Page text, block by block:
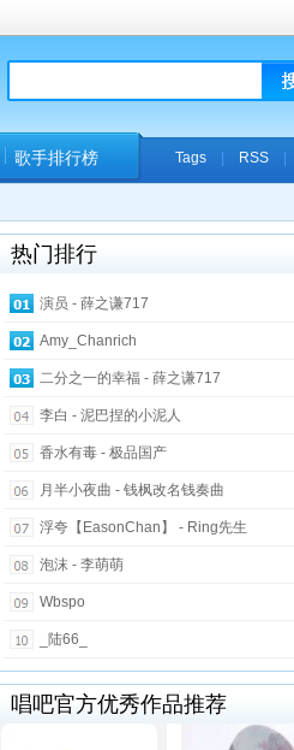
歌手排行榜 Tags| RSS|
热门排行
演员 - 薛之谦717
Amy_Chanrich
二分之一的幸福 - 薛之谦717
李白 - 泥巴捏的小泥人
香水有毒 - 极品国产
月半小夜曲 - 钱枫改名钱奏曲
浮夸【EasonChan】 - Ring先生
泡沫 - 李萌萌
Wbspo
_陆66_
唱吧官方优秀作品推荐